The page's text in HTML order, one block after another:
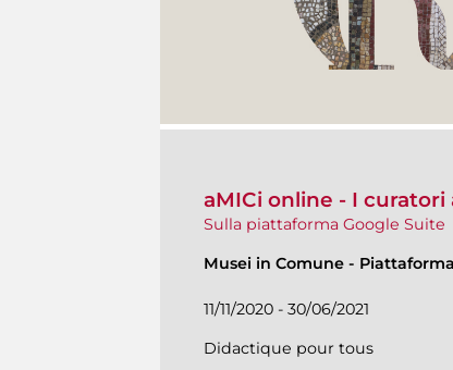
aMICi online - I
Sulla piattaforma Google Suite
Musei in Comune -
11/11/2020 - 30/06/2021
Didactique pour tous